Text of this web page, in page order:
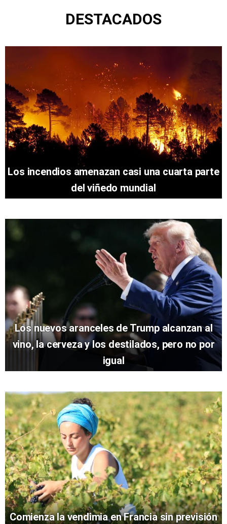
DESTACADOS
Los incendios amenazan casi una cuarta parte
del viñedo mundial
Los nuevos aranceles de Trump alcanzan al
vino, la cerveza y los destilados, pero no por
igual
Comienza la vendimia en Francia sin previsión